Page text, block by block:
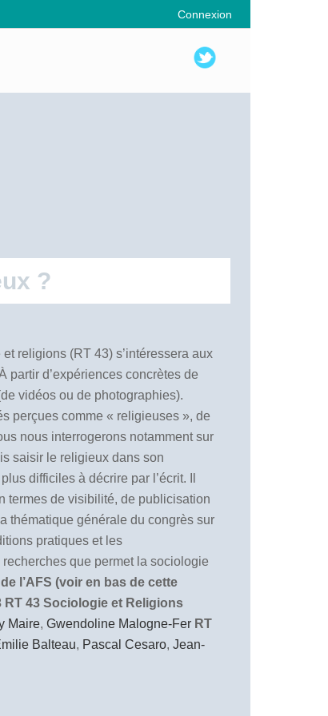
Connexion
?
religions (RT 43) s’intéressera aux
partir d’expériences concrètes de
vidéos ou de photographies).
perçues comme « religieuses », de
nous interrogerons notamment sur
saisir le religieux dans son
difficiles à décrire par l’écrit. Il
termes de visibilité, de publicisation
thématique générale du congrès sur
pratiques et les
que permet la sociologie
l’AFS (voir en bas de cette
RT 43 Sociologie et Religions
Maire, Gwendoline Malogne-Fer RT
Balteau, Pascal Cesaro, Jean-